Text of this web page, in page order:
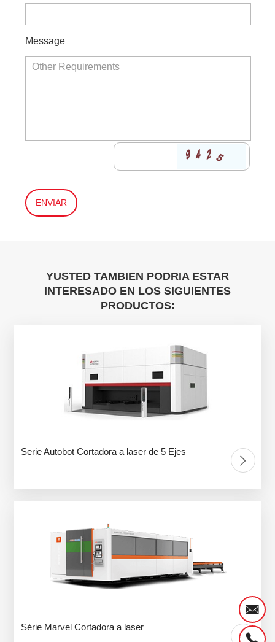
Message
YUSTED TAMBIEN PODRIA ESTAR
INTERESADO EN LOS SIGUIENTES
PRODUCTOS:
Serie Autobot Cortadora a laser de 5 Ejes
Série Marvel Cortadora a laser